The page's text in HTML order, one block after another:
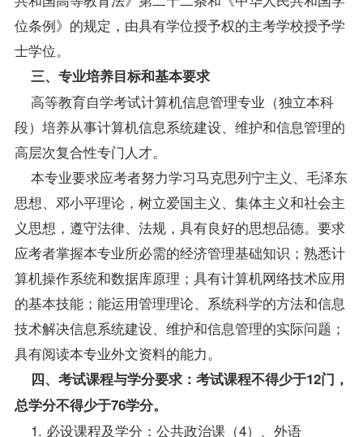
位条例》的规定，由具有学位授予权的主考学校授予学
士学位。
三、专业培养目标和基本要求
高等教育自学考试计算机信息管理专业（独立本科
段）培养从事计算机信息系统建设、维护和信息管理的
高层次复合性专门人才。
本专业要求应考者努力学习马克思列宁主义、毛泽东
思想、邓小平理论，树立爱国主义、集体主义和社会主
义思想，遵守法律、法规，具有良好的思想品德。要求
应考者掌握本专业所必需的经济管理基础知识；熟悉计
算机操作系统和数据库原理；具有计算机网络技术应用
的基本技能；能运用管理理论、系统科学的方法和信息
技术解决信息系统建设、维护和信息管理的实际问题；
具有阅读本专业外文资料的能力。
四、考试课程与学分要求：考试课程不得少于12门，
总学分不得少于76学分。
1. 必设课程及学分：公共政治课（4）、外语